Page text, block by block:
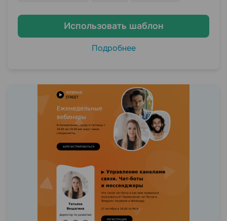
Использовать шаблон
Подробнее